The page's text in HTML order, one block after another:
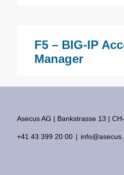
F5 – BIG-IP
Manager
Asecus AG Bankstrasse 13
+41 43 399 20 00